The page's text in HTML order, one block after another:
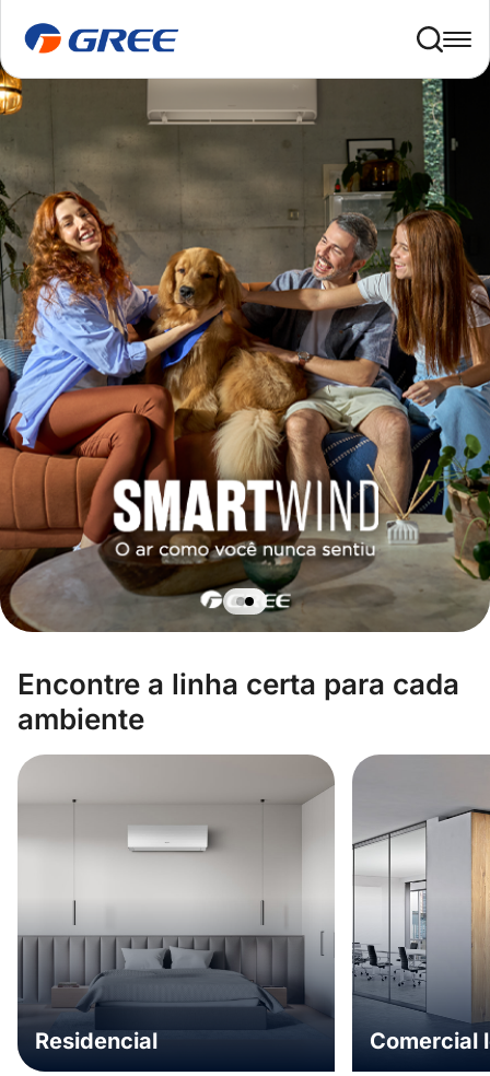
Encontre a linha certa para cada
ambiente
Residencial Comercial